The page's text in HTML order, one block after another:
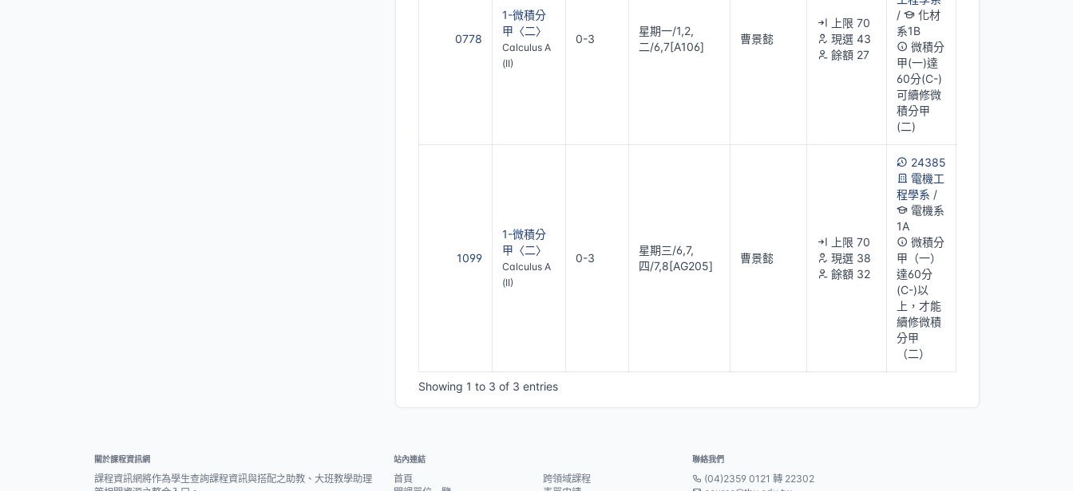
0778
1-微積分
甲〈二〉
Calculus A
(II)
0-3
星期一/1,2,
二/6,7[A106]
曹景懿
上限 70
現選 43
餘額 27
/
化材
系1B
微積分
甲(一)達
60分(C-)
可續修微
積分甲
(二)
1099
1-微積分
甲〈二〉
Calculus A
(II)
0-3
星期三/6,7,
四/7,8[AG205]
曹景懿
上限 70
現選 38
餘額 32
24385
電機工
程學系 /
電機系
1A
微積分
甲（一）
達60分
(C-)以
上，才能
續修微積
分甲
（二）
Showing 1 to 3 of 3 entries
關於課程資訊網
課程資訊網將作為學生查詢課程資訊與搭配之助教、大班教學助理
站內連結
首頁
跨領域課程
聯絡我們
(04)2359 0121 轉 22302